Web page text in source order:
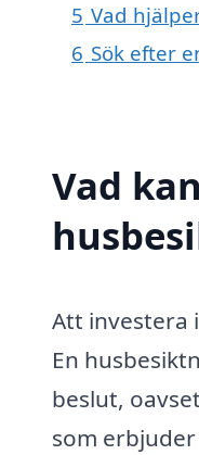
5 Vad
6 Sök efter
Vad
Att investera
En
beslut,
som